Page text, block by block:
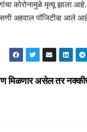
कोरोनामुळे मृत्यू झाला आहे.
अहवाल पॉजिटीव्ह आले
मिळणार असेल तर